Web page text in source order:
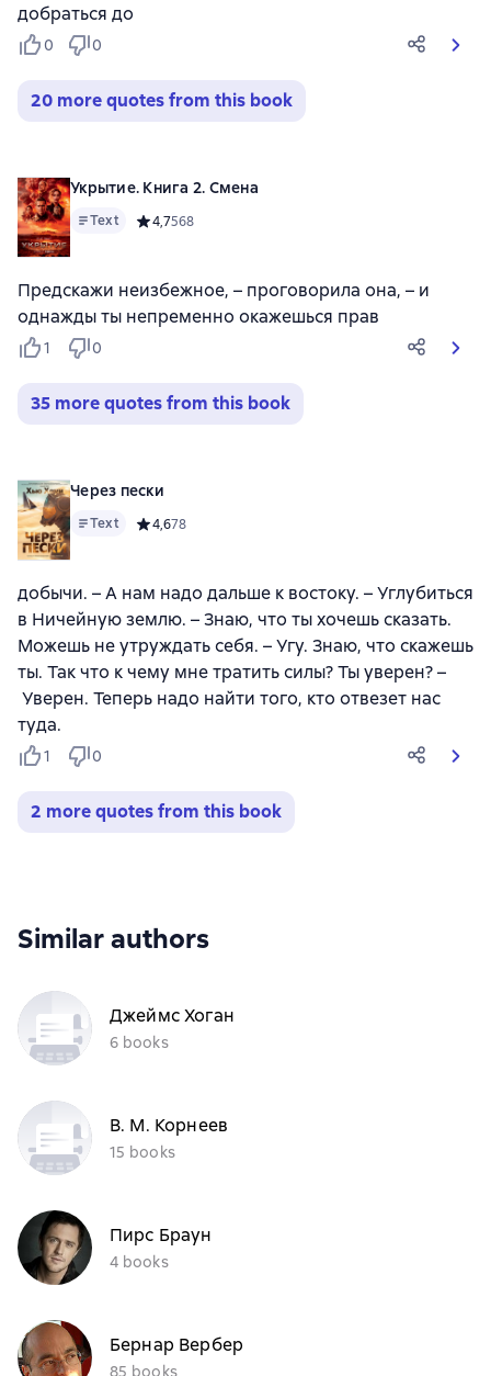
добраться до
0 0
20 more quotes from this book
Укрытие. Книга 2. Смена
Text Средний рейтинг 4,7 на основе 568 оценок
4,7568
Предскажи неизбежное, – проговорила она, – и
однажды ты непременно окажешься прав
1 0
35 more quotes from this book
Через пески
Text Средний рейтинг 4,6 на основе 78 оценок
4,678
добычи. – А нам надо дальше к востоку. – Углубиться
в Ничейную землю. – Знаю, что ты хочешь сказать.
Можешь не утруждать себя. – Угу. Знаю, что скажешь
ты. Так что к чему мне тратить силы? Ты уверен? –
Уверен. Теперь надо найти того, кто отвезет нас
туда.
1 0
2 more quotes from this book
Similar authors
Джеймс Хоган
6 books
В. М. Корнеев
15 books
Пирс Браун
4 books
Бернар Вербер
85 books